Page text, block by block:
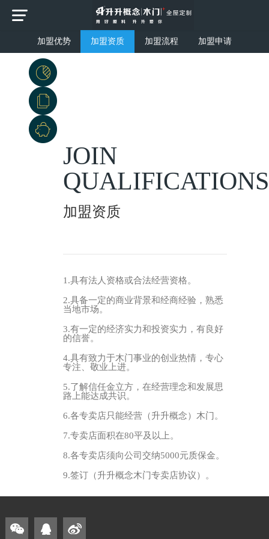
加盟优势 加盟资质 加盟流程 加盟申请
JOIN
QUALIFICATIONS
加盟资质
1.具有法人资格或合法经营资格。
2.具备一定的商业背景和经商经验，熟悉
当地市场。
3.有一定的经济实力和投资实力，有良好
的信誉。
4.具有致力于木门事业的创业热情，专心
专注、敬业上进。
5.了解信任金立方，在经营理念和发展思
路上能达成共识。
6.各专卖店只能经营（升升概念）木门。
7.专卖店面积在80平及以上。
8.各专卖店须向公司交纳5000元质保金。
9.签订（升升概念木门专卖店协议）。